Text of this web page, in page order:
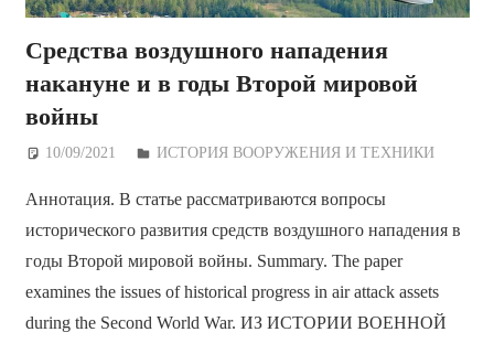
Средства воздушного нападения
накануне и в годы Второй мировой
войны
10/09/2021 Дежурный по Редакции
ИСТОРИЯ ВООРУЖЕНИЯ И ТЕХНИКИ
Аннотация. В статье рассматриваются вопросы
исторического развития средств воздушного нападения в
годы Второй мировой войны. Summary. The paper
examines the issues of historical progress in air attack assets
during the Second World War. ИЗ ИСТОРИИ ВОЕННОЙ